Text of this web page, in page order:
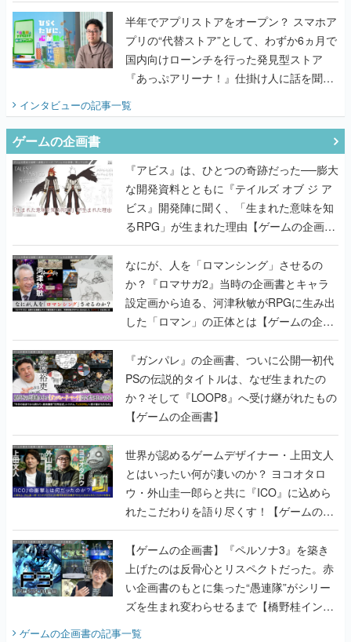
半年でアプリストアをオープン？ スマホア
プリの“代替ストア”として、わずか6ヵ月で
国内向けローンチを行った発見型ストア
『あっぷアリーナ！』仕掛け人に話を聞い
てみた
インタビューの記事一覧
ゲームの企画書
『アビス』は、ひとつの奇跡だった──膨大
な開発資料とともに『テイルズ オブ ジ ア
ビス』開発陣に聞く、「生まれた意味を知
るRPG」が生まれた理由【ゲームの企画
書】
なにが、人を「ロマンシング」させるの
か？『ロマサガ2』当時の企画書とキャラ
設定画から迫る、河津秋敏がRPGに生み出
した「ロマン」の正体とは【ゲームの企画
書】
『ガンパレ』の企画書、ついに公開━初代
PSの伝説的タイトルは、なぜ生まれたの
か？そして『LOOP8』へ受け継がれたもの
【ゲームの企画書】
世界が認めるゲームデザイナー・上田文人
とはいったい何が凄いのか？ ヨコオタロ
ウ・外山圭一郎らと共に『ICO』に込めら
れたこだわりを語り尽くす！【ゲームの企
画書】
【ゲームの企画書】『ペルソナ3』を築き
上げたのは反骨心とリスペクトだった。赤
い企画書のもとに集った“愚連隊”がシリー
ズを生まれ変わらせるまで【橋野桂インタ
ビュー】
ゲームの企画書の記事一覧